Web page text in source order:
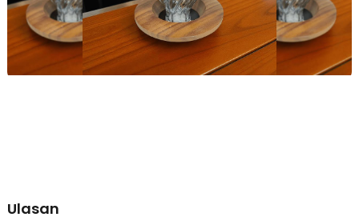
Rincian yang Anda dapatkan untuk pembelian produk ini:
1 x PORBU V60 Coffee Dripper Alat Seduh Kopi Manual Kaca 1-4
Cup - VD-25B
Ulasan